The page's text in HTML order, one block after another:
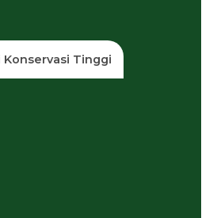
Konservasi Tinggi